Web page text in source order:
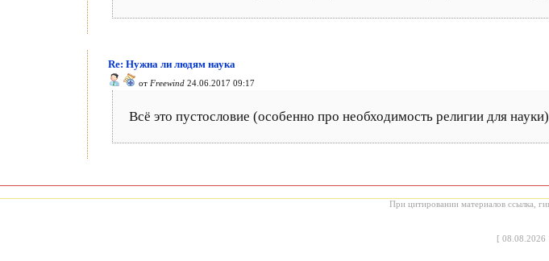
Re: Нужна ли людям наука
от Freewind 24.06.2017 09:17
Всё это пустословие (особенно про необходимость религии для
При цитировании материалов ссылка,
[ 08.08.2026